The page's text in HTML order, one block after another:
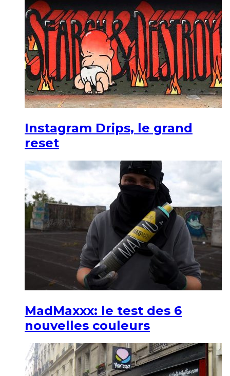
Instagram Drips, le grand
reset
MadMaxxx: le test des 6
nouvelles couleurs